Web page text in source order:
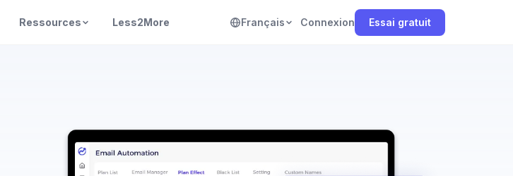
Ressources Less2More Français Connexion Essai gratuit